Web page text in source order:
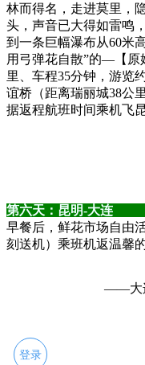
林而得名，走进莫里，
头，声音已大得如雷鸣
到一条巨幅瀑布从60米
用弓弹花自散”的—【原
里、车程35分钟，游览
谊桥（距离瑞丽城38公
据返程航班时间乘机飞昆
第六天：昆明-
早餐后，鲜花市场自由
刻送机）乘班机返温馨的
——大
登录